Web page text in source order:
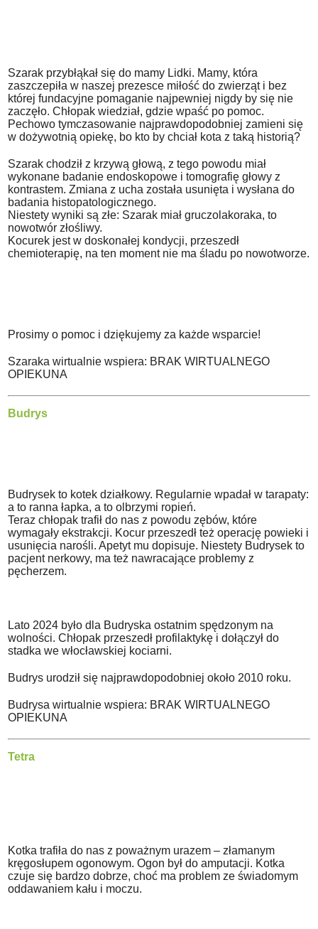
Szarak przybłąkał się do mamy Lidki. Mamy, która
zaszczepiła w naszej prezesce miłość do zwierząt i bez
której fundacyjne pomaganie najpewniej nigdy by się nie
zaczęło. Chłopak wiedział, gdzie wpaść po pomoc.
Pechowo tymczasowanie najprawdopodobniej zamieni się
w dożywotnią opiekę, bo kto by chciał kota z taką historią?
Szarak chodził z krzywą głową, z tego powodu miał
wykonane badanie endoskopowe i tomografię głowy z
kontrastem. Zmiana z ucha została usunięta i wysłana do
badania histopatologicznego.
Niestety wyniki są złe: Szarak miał gruczolakoraka, to
nowotwór złośliwy.
Kocurek jest w doskonałej kondycji, przeszedł
chemioterapię, na ten moment nie ma śladu po nowotworze.
Prosimy o pomoc i dziękujemy za każde wsparcie!
Szaraka wirtualnie wspiera: BRAK WIRTUALNEGO
OPIEKUNA
Budrys
Budrysek to kotek działkowy. Regularnie wpadał w tarapaty:
a to ranna łapka, a to olbrzymi ropień.
Teraz chłopak trafił do nas z powodu zębów, które
wymagały ekstrakcji. Kocur przeszedł też operację powieki i
usunięcia narośli. Apetyt mu dopisuje. Niestety Budrysek to
pacjent nerkowy, ma też nawracające problemy z
pęcherzem.
Lato 2024 było dla Budryska ostatnim spędzonym na
wolności. Chłopak przeszedł profilaktykę i dołączył do
stadka we włocławskiej kociarni.
Budrys urodził się najprawdopodobniej około 2010 roku.
Budrysa wirtualnie wspiera: BRAK WIRTUALNEGO
OPIEKUNA
Tetra
Kotka trafiła do nas z poważnym urazem – złamanym
kręgosłupem ogonowym. Ogon był do amputacji. Kotka
czuje się bardzo dobrze, choć ma problem ze świadomym
oddawaniem kału i moczu.